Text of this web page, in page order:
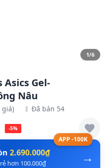
1/6
Gel-
Nâu
giá) Đã bán 54
-5%
APP -100K
→
2.690.000₫
hơn 100.000₫